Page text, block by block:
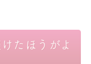
たほうがよ